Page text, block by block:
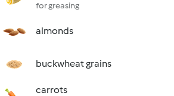
for greasing
almonds
buckwheat grains
carrots